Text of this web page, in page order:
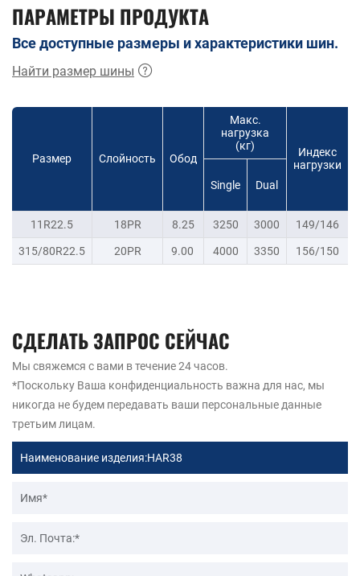
ПАРАМЕТРЫ ПРОДУКТА
Все доступные размеры и характеристики шин.
Найти размер шины
Размер Слойность Обод
Макс.
нагрузка
(кг)
Индекс
нагрузки
Single
Dual
11R22.5 18PR 8.25 3250 3000
149/146
315/80R22.5
20PR 9.00 4000 3350 156/150
СДЕЛАТЬ ЗАПРОС СЕЙЧАС
Мы свяжемся с вами в течение 24 часов.
*Поскольку Ваша конфиденциальность важна для нас, мы
никогда не будем передавать ваши персональные данные
третьим лицам.